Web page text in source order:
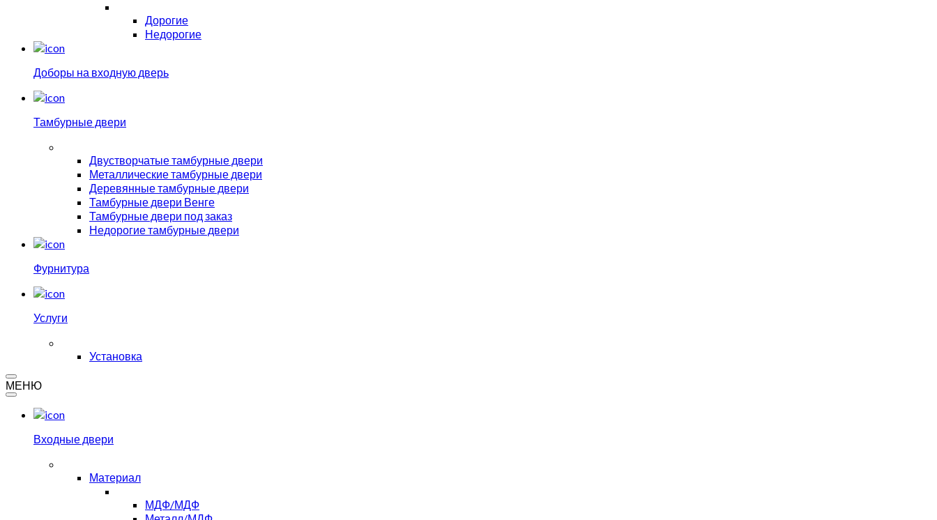
Дорогие
Недорогие
Доборы на входную дверь
Тамбурные двери
Двустворчатые тамбурные двери
Металлические тамбурные двери
Деревянные тамбурные двери
Тамбурные двери Венге
Тамбурные двери под заказ
Недорогие тамбурные двери
Фурнитура
Услуги
Установка
МЕНЮ
Входные двери
Материал
МДФ/МДФ